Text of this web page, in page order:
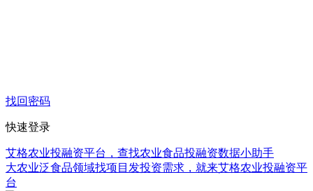
找回密码
快速登录
艾格农业投融资平台，查找农业食品投融资数据小助手
大农业泛食品领域找项目发投资需求，就来艾格农业投融资平
台